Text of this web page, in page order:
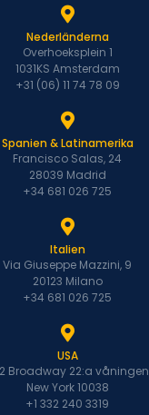
Nederländerna
Overhoeksplein 1
1031KS Amsterdam
+31 (06) 11 74 78 09
Spanien & Latinamerika
Francisco Salas, 24
28039 Madrid
+34 681 026 725
Italien
Via Giuseppe Mazzini, 9
20123 Milano
+34 681 026 725
USA
Broadway 22:a våningen
New York 10038
+1 332 240 3319